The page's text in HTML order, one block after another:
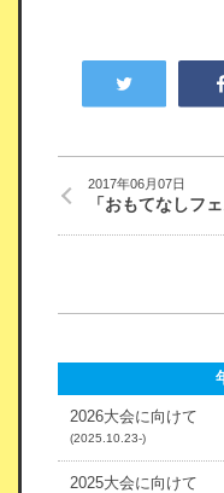
2017年06月07日
「おもてなしフ
2026大会に向けて
(2025.10.23-)
2025大会に向けて